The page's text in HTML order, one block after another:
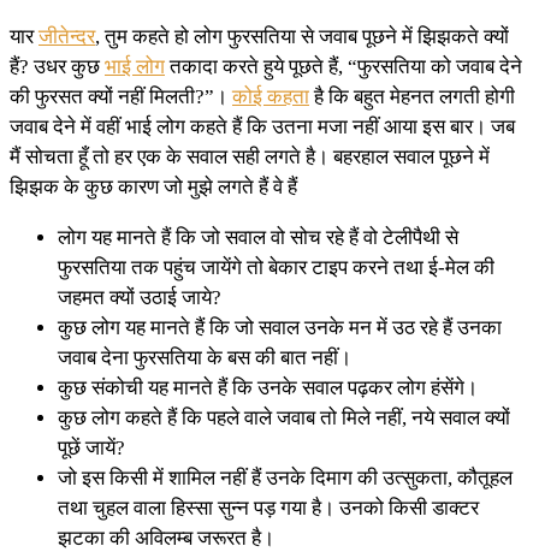
यारजीतेन्दर, तुम कहते हो लोग फुरसतिया से जवाब पूछने में झिझकते क्यों
हैं? उधर कुछभाई लोगतकादा करते हुये पूछते हैं, “फुरसतिया को जवाब देने
की फुरसत क्यों नहीं मिलती?”।कोई कहताहै कि बहुत मेहनत लगती होगी
जवाब देने में वहीं भाई लोग कहते हैं कि उतना मजा नहीं आया इस बार। जब
मैं सोचता हूँ तो हर एक के सवाल सही लगते है। बहरहाल सवाल पूछने में
झिझक के कुछ कारण जो मुझे लगते हैं वे हैं
लोग यह मानते हैं कि जो सवाल वो सोच रहे हैं वो टेलीपैथी से
फुरसतिया तक पहुंच जायेंगे तो बेकार टाइप करने तथा ई-मेल की
जहमत क्यों उठाई जाये?
कुछ लोग यह मानते हैं कि जो सवाल उनके मन में उठ रहे हैं उनका
जवाब देना फुरसतिया के बस की बात नहीं।
कुछ संकोची यह मानते हैं कि उनके सवाल पढ़कर लोग हंसेंगे।
कुछ लोग कहते हैं कि पहले वाले जवाब तो मिले नहीं, नये सवाल क्यों
पूछें जायें?
जो इस किसी में शामिल नहीं हैं उनके दिमाग की उत्सुकता, कौतूहल
तथा चुहल वाला हिस्सा सुन्न पड़ गया है। उनको किसी डाक्टर
झटका की अविलम्ब जरूरत है।